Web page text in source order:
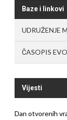
Baze i linkovi
UDRUŽENJE
ČASOPIS
Vijesti
Dan otvorenih